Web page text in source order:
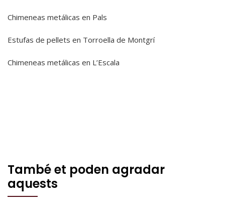
Chimeneas metálicas en Pals
Estufas de pellets en Torroella de Montgrí
Chimeneas metálicas en L’Escala
També et poden agradar
aquests